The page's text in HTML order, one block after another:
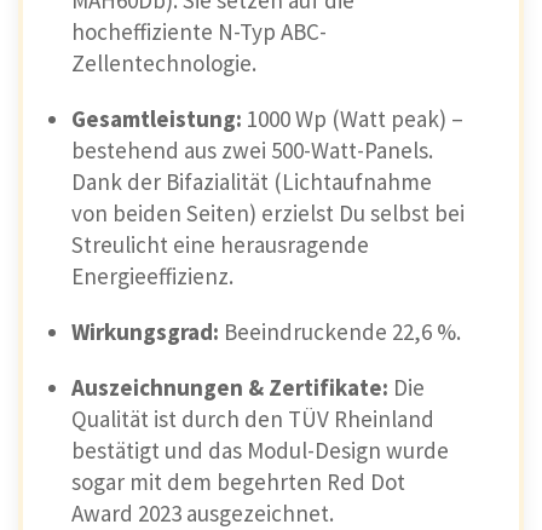
hocheffiziente N-Typ ABC-
Zellentechnologie.
Gesamtleistung: 1000 Wp (Watt peak) –
bestehend aus zwei 500-Watt-Panels.
Dank der Bifazialität (Lichtaufnahme
von beiden Seiten) erzielst Du selbst bei
Streulicht eine herausragende
Energieeffizienz.
Wirkungsgrad: Beeindruckende 22,6 %.
Auszeichnungen & Zertifikate: Die
Qualität ist durch den TÜV Rheinland
bestätigt und das Modul-Design wurde
sogar mit dem begehrten Red Dot
Award 2023 ausgezeichnet.